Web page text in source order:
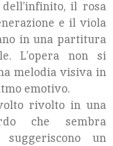
il rosa
e il viola
in una partitura
L’opera non si
melodia visiva in
emotivo.
rivolto in una
che sembra
un